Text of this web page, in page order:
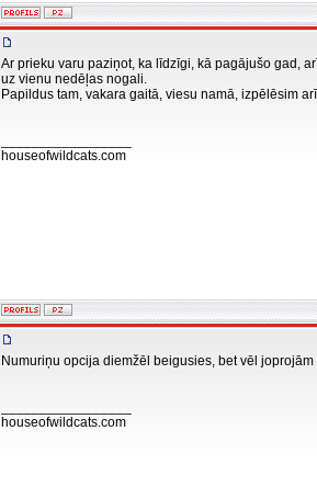
Ar prieku varu paziņot, ka līdzīgi, kā pagājušo gad,
uz vienu nedēļas nogali.
Papildus tam, vakara gaitā, viesu namā, izpēlēsim
houseofwildcats.com
Numuriņu opcija diemžēl beigusies, bet vēl
houseofwildcats.com